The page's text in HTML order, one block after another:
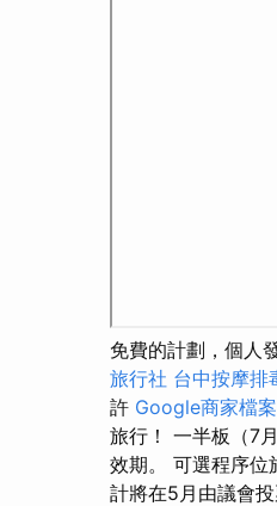
免費的計劃，個人
旅行社 台中按摩排
許 Google商家檔案
旅行！ 一半板（7
效期。 可選程序位
計將在5月由議會